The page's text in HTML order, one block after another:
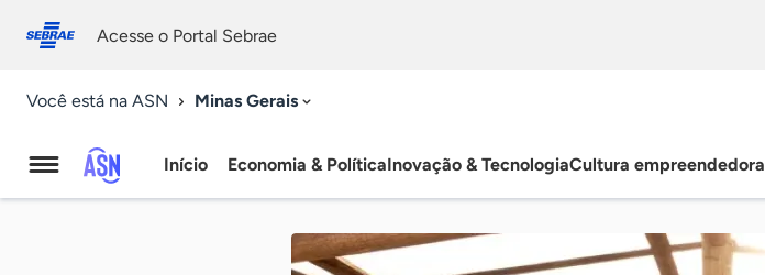
conosco
Acesse o Portal Sebrae
Você está na ASN Minas Gerais
Agência
Início Economia & PolíticaInovação & TecnologiaCultura empreendedora